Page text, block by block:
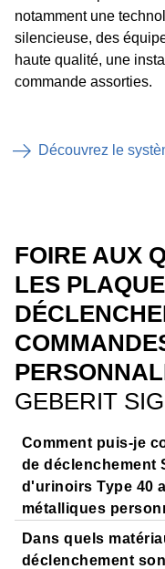
notamment une
silencieuse, des
haute qualité, une
commande assorties.
Découvrez le
FOIRE AUX
LES
GEBERIT
Comment puis-je
de déclenchement
d'urinoirs Type 40
métalliques
Nos plaques de
Dans quels
déclenchement